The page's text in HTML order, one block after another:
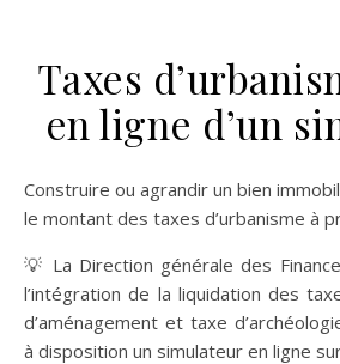
Taxes
en ligne d’un
Construire ou agrandir un bien immobilier : connaissez-vous
le montant des taxes d’urbanisme à
💡 La Direction générale des
l’intégration de la liquidation des
d’aménagement et taxe
à disposition un simulateur en ligne